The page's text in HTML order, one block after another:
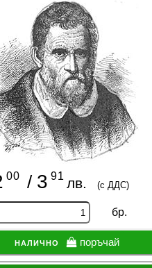
ИЗКУСТВА
СПОРТ
МЕБЕЛИ И ОБОРУДВАНЕ
МАТЕРИАЛИ
КНИГИ И УЧЕБНИЦИ
БДП
НОВИ
ПРОМОЦИИ
S.T.E.M.
00 / 3 91 лв. (с ДДС)
бр.
налично поръчай